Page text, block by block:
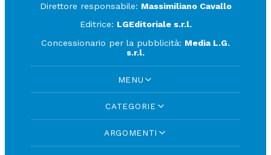
Direttore responsabile: Massimiliano Cavallo
Editrice: LGEditoriale s.r.l.
Concessionario per la pubblicità: Media L.G.
s.r.l.
MENU
CATEGORIE
ARGOMENTI